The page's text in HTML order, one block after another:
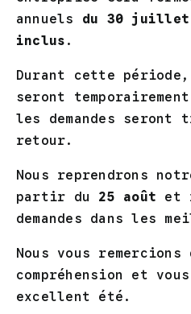
ANGLE 90° POUR
COUVERTINE
GRIS
ANTHRACITE RAL
7016
45,00 €
–
CHOIX DES
PRODUIT
A
PEUVENT
ÊTRE
CHOISIES
SUR
PAGE
DU
DÉTAILS
annuels du 30 juillet
inclus .
Durant cette
seront
les demandes seront
retour.
Nous reprendrons
partir du 25 août et
demandes dans les
Nous vous
compréhension et
excellent été.